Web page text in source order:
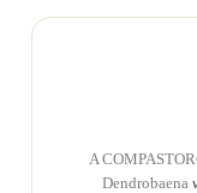
A
Dendrobaena